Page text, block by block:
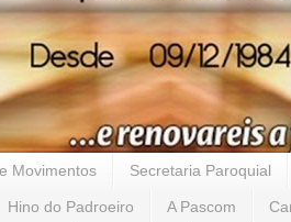
Movimentos Secretaria Paroquial
Hino do Padroeiro A Pascom